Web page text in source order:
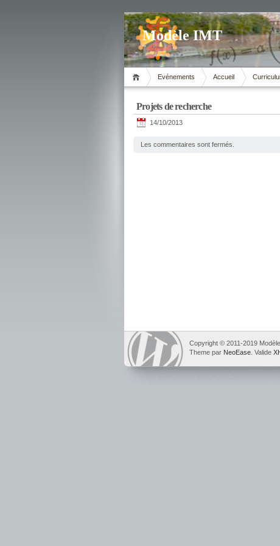
Modèle IMT
Evénements Accueil
Projets de recherche
14/10/2013
Les commentaires sont fermés.
Copyright © 2011-2019
Theme par NeoEase . Valide